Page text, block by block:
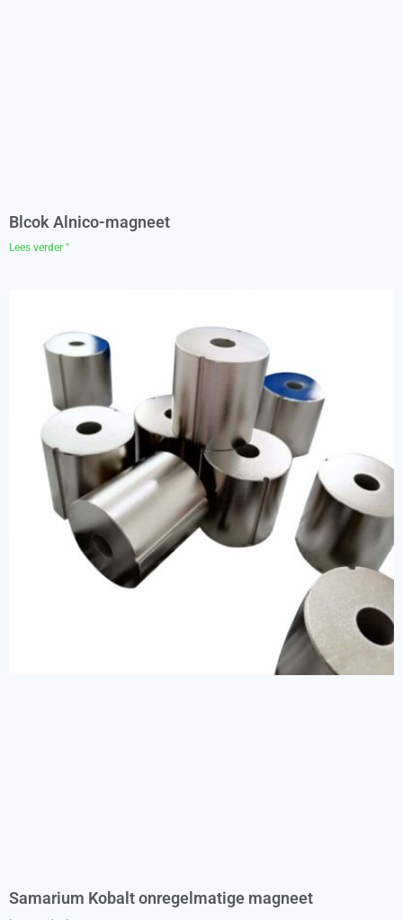
Blcok Alnico-magneet
Lees verder "
Samarium Kobalt onregelmatige magneet